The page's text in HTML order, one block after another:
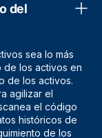
del
sea lo más
de los activos en
de los activos.
agilizar el
el código
históricos de
de los